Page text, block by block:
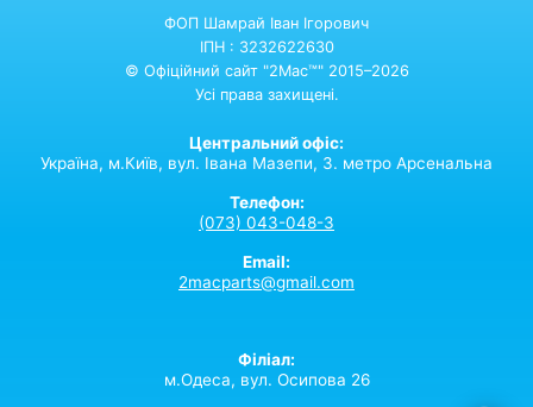
ФОП Шамрай Іван Ігорович
ІПН : 3232622630
© Офіційний сайт "2Mac™" 2015–2026
Усі права захищені.
Центральний офіс:
Україна, м.Київ, вул. Івана Мазепи, 3. метро Арсенальна
Телефон:
(073) 043-048-3
Email:
2macparts@gmail.com
Філіал:
м.Одеса, вул. Осипова 26